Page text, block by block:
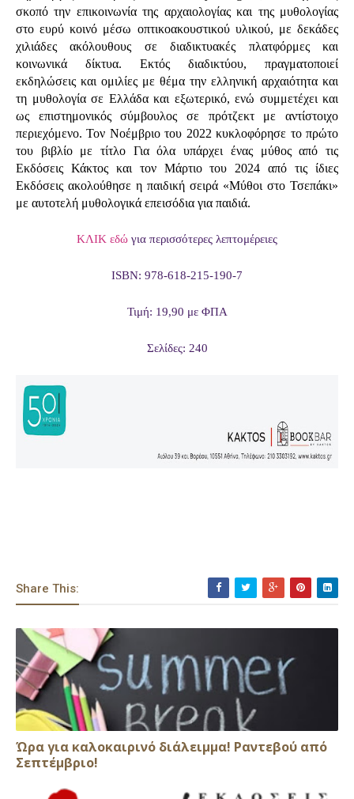
σκοπό την επικοινωνία της αρχαιολογίας και της μυθολογίας
στο ευρύ κοινό μέσω οπτικοακουστικού υλικού, με δεκάδες
χιλιάδες ακόλουθους σε διαδικτυακές πλατφόρμες και
κοινωνικά δίκτυα.
Εκτός διαδικτύου, πραγματοποιεί
εκδηλώσεις και ομιλίες με θέμα την ελληνική αρχαιότητα και
τη μυθολογία σε Ελλάδα και εξωτερικό, ενώ συμμετέχει και
ως επιστημονικός σύμβουλος σε πρότζεκτ με αντίστοιχο
περιεχόμενο. Τον Νοέμβριο του 2022 κυκλοφόρησε το πρώτο
του βιβλίο με τίτλο Για όλα υπάρχει ένας μύθος από τις
Εκδόσεις Κάκτος και τον Μάρτιο του 2024 από τις ίδιες
Εκδόσεις ακολούθησε η παιδική σειρά «Μύθοι στο Τσεπάκι»
με αυτοτελή μυθολογικά επεισόδια για παιδιά.
ΚΛΙΚ εδώ για περισσότερες λεπτομέρειες
ISBN: 978-618-215-190-7
Τιμή: 19,90 με ΦΠΑ
Σελίδες: 240
Share This:
Ώρα για καλοκαιρινό διάλειμμα! Ραντεβού από
Σεπτέμβριο!